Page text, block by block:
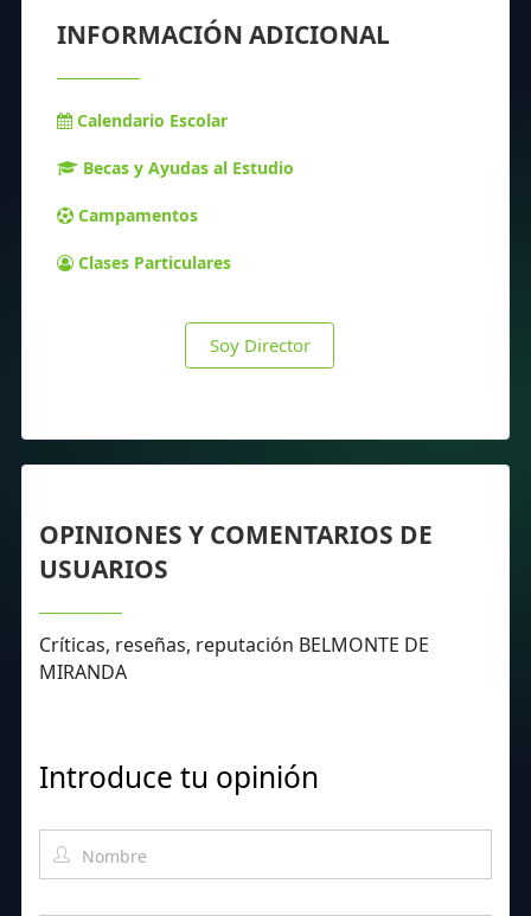
INFORMACIÓN ADICIONAL
Calendario Escolar
Becas y Ayudas al Estudio
Campamentos
Clases Particulares
Soy Director
OPINIONES Y COMENTARIOS DE
USUARIOS
Críticas, reseñas, reputación BELMONTE DE
MIRANDA
Introduce tu opinión